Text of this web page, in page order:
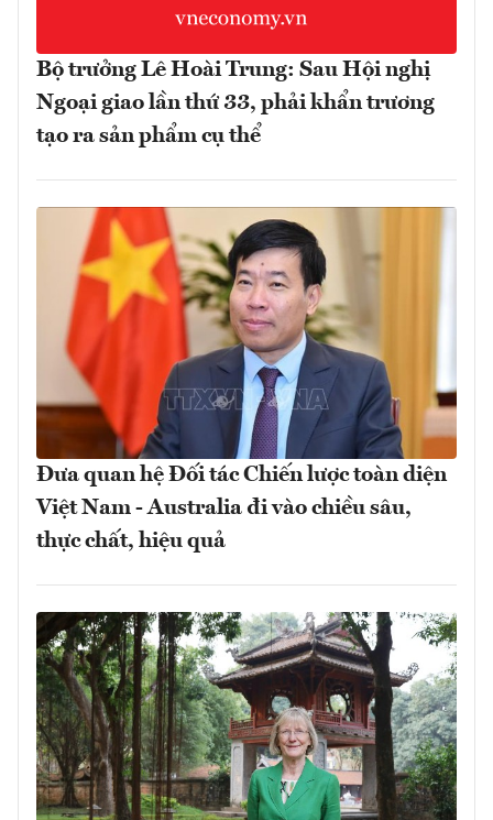
Bộ trưởng Lê Hoài Trung: Sau Hội nghị
Ngoại giao lần thứ 33, phải khẩn trương
tạo ra sản phẩm cụ thể
Đưa quan hệ Đối tác Chiến lược toàn diện
Việt Nam - Australia đi vào chiều sâu,
thực chất, hiệu quả